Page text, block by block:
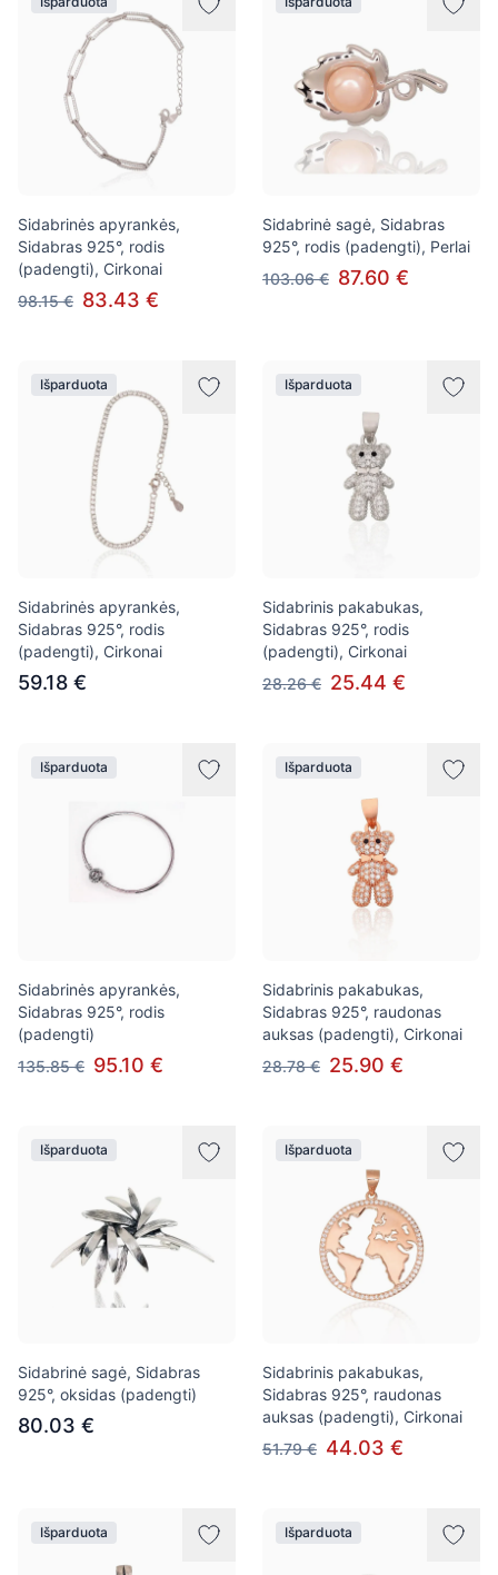
Sidabrinės apyrankės,
Sidabras 925°, rodis
(padengti), Cirkonai
98.15 € 83.43 €
Sidabrinė sagė, Sidabras
925°, rodis (padengti), Perlai
103.06 € 87.60 €
Išparduota
Sidabrinės apyrankės,
Sidabras 925°, rodis
(padengti), Cirkonai
59.18 €
Išparduota
Sidabrinis pakabukas,
Sidabras 925°, rodis
(padengti), Cirkonai
28.26 € 25.44 €
Išparduota
Sidabrinės apyrankės,
Sidabras 925°, rodis
(padengti)
135.85 € 95.10 €
Išparduota
Sidabrinis pakabukas,
Sidabras 925°, raudonas
auksas (padengti), Cirkonai
28.78 € 25.90 €
Išparduota
Sidabrinė sagė, Sidabras
925°, oksidas (padengti)
80.03 €
Išparduota
Sidabrinis pakabukas,
Sidabras 925°, raudonas
auksas (padengti), Cirkonai
51.79 € 44.03 €
Išparduota Išparduota